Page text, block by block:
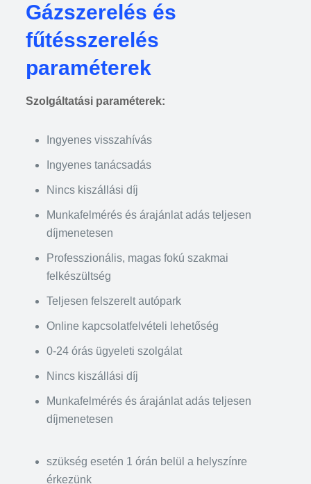
Gázszerelés és
fűtésszerelés
paraméterek
Szolgáltatási paraméterek:
Ingyenes visszahívás
Ingyenes tanácsadás
Nincs kiszállási díj
Munkafelmérés és árajánlat adás teljesen
díjmenetesen
Professzionális, magas fokú szakmai
felkészültség
Teljesen felszerelt autópark
Online kapcsolatfelvételi lehetőség
0-24 órás ügyeleti szolgálat
Nincs kiszállási díj
Munkafelmérés és árajánlat adás teljesen
díjmenetesen
szükség esetén 1 órán belül a helyszínre
érkezünk